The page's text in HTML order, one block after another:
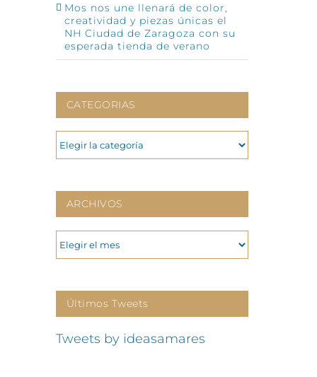
Mos nos une llenará de color,
creatividad y piezas únicas el
NH Ciudad de Zaragoza con su
esperada tienda de verano
CATEGORIAS
CATEGORIAS
ARCHIVOS
ARCHIVOS
Últimos Tweets
Tweets by ideasamares